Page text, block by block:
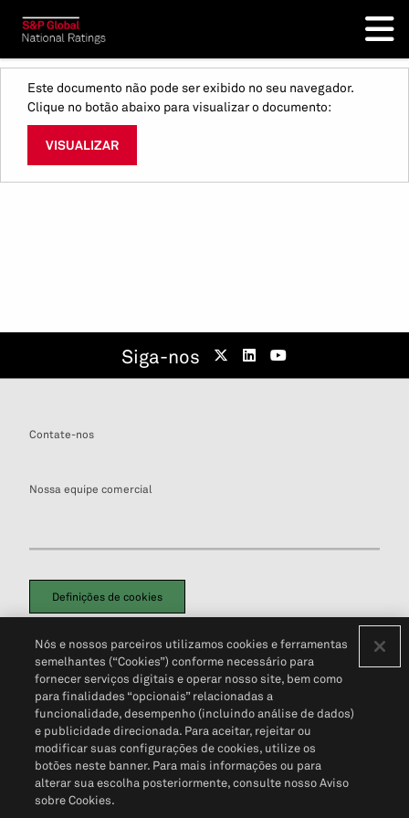
Este documento não pode ser exibido no seu navegador.
Clique no botão abaixo para visualizar o documento:
VISUALIZAR
Siga-nos
Contate-nos
Nossa equipe comercial
Definições de cookies
Política de PrivacidadePortal de privacidade do cliente (em inglês)
Não Venda Minhas Informações Pessoais© 2026 S&P Global
Nós e nossos parceiros utilizamos cookies e ferramentas
semelhantes (“Cookies”) conforme necessário para
fornecer serviços digitais e operar nosso site, bem como
para finalidades “opcionais” relacionadas a
funcionalidade, desempenho (incluindo análise de dados)
e publicidade direcionada. Para aceitar, rejeitar ou
modificar suas configurações de cookies, utilize os
botões neste banner. Para mais informações ou para
alterar sua escolha posteriormente, consulte nosso Aviso
sobre Cookies.